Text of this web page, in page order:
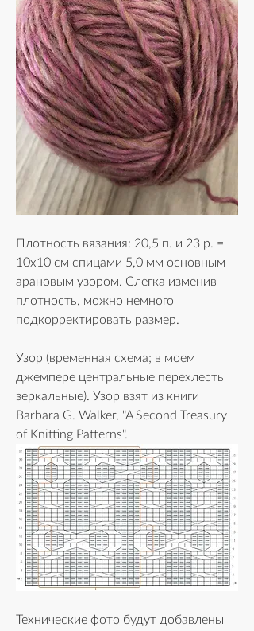
Плотность вязания: 20,5 п. и 23 р. =
10х10 см спицами 5,0 мм основным
арановым узором. Слегка изменив
плотность, можно немного
подкорректировать размер.
Узор (временная схема; в моем
джемпере центральные перехлесты
зеркальные). Узор взят из книги
Barbara G. Walker, "A Second Treasury
of Knitting Patterns".
Технические фото будут добавлены